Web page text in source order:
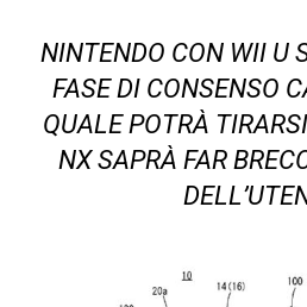
NINTENDO CON WII U
FASE DI CONSENSO
QUALE POTRÀ
NX SAPRÀ FAR